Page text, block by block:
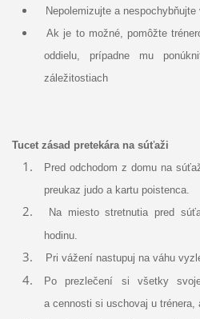
Nepolemizujte a
Ak je to možné, pomôžte
oddielu, prípadne mu
záležitostiach
Tucet zásad pretekára na súťaži
Pred odchodom z domu na
preukaz judo a kartu poistenca.
Na miesto stretnutia pred
hodinu.
Pri vážení nastupuj na váhu
Po prezlečení si všetky
a cennosti si uschovaj u trénera,